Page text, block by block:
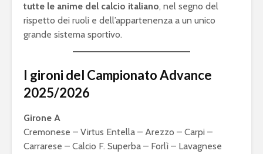
tutte le anime del calcio italiano, nel segno del
rispetto dei ruoli e dell’appartenenza a un unico
grande sistema sportivo.
I gironi del Campionato Advance
2025/2026
Girone A
Cremonese – Virtus Entella – Arezzo – Carpi –
Carrarese – Calcio F. Superba – Forlì – Lavagnese